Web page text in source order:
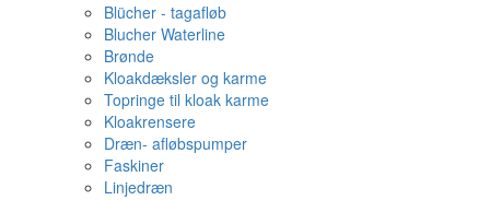
Blücher - tagafløb
Blucher Waterline
Brønde
Kloakdæksler og karme
Topringe til kloak karme
Kloakrensere
Dræn- afløbspumper
Faskiner
Linjedræn